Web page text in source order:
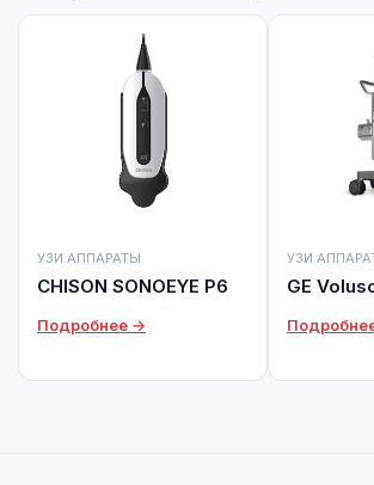
УЗИ АППАРАТЫ
CHISON SONOEYE P6
Подробнее →
УЗИ
GE